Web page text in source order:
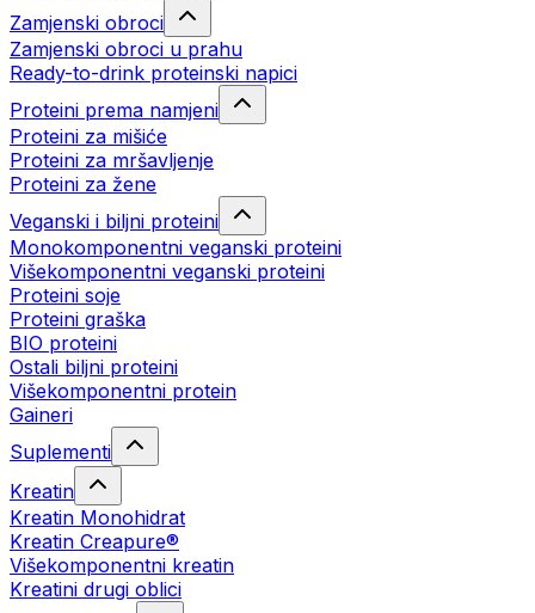
Zamjenski obroci
Zamjenski obroci u prahu
Ready-to-drink proteinski napici
Proteini prema namjeni
Proteini za mišiće
Proteini za mršavljenje
Proteini za žene
Veganski i biljni proteini
Monokomponentni veganski proteini
Višekomponentni veganski proteini
Proteini soje
Proteini graška
BIO proteini
Ostali biljni proteini
Višekomponentni protein
Gaineri
Suplementi
Kreatin
Kreatin Monohidrat
Kreatin Creapure®
Višekomponentni kreatin
Kreatini drugi oblici